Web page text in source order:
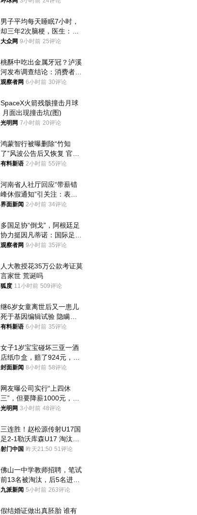
男子平均每天睡眠7小时，
却三年2次脑梗，医生：这
样睡觉更伤身
大众网 9小时前 25评论
桃酥中吃出金属牙冠？泸溪
河发布调查结论：消费者已
澄清，所发视频情况不属实
观察者网 6小时前 30评论
SpaceX火箭残骸撞击月球
月面出现撞击坑(图)
光明网 7小时前 20评论
鸿蒙智行被曝删除“竹知
了”风波公告后又恢复 官媒
曾力挺：劝华为要大度的，
有料新语 2小时前 55评论
河南省人社厅回应“带薪错
峰休假通知”引关注：表述
不够准确，待修改后印发
界面新闻 2小时前 34评论
多国足协“倒戈”，阿根廷足
协力挺因凡蒂诺：国际足联
今后应继续在其领导下前行
观察者网 9小时前 35评论
人大教授花35万公款考证莫
言家世 荒诞吗
狐度 11小时前 509评论
继6岁女童离世后又一患儿
死于基因编辑试验 隐瞒一
年才对外披露
有料新语 6小时前 35评论
女子1岁宝宝碰坏三亚一酒
店纸巾盒，赔了924元，发
帖吐槽后酒店退还一半的
封面新闻 8小时前 58评论
网友曝公司实行“上四休
三”，但要降薪1000元，不
接受只能辞职
光明网 3小时前 48评论
三连胜！赵松源传射U17国
足2-1勒沃库森U17 淘汰赛
将战河床
射门中国 昨天21:50 51评论
佛山一中学教师招聘，笔试
前13名被淘汰，后5名进体
检，被疑萝卜岗，官方通
九派新闻 5小时前 263评论
假结婚证做出真胚胎 谁有